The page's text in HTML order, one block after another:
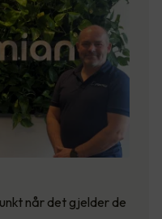
når det gjelder de